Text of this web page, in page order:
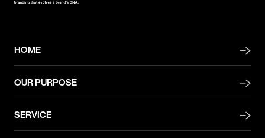
HOME
OUR PURPOSE
SERVICE